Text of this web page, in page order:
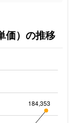
価）の推移
184,353